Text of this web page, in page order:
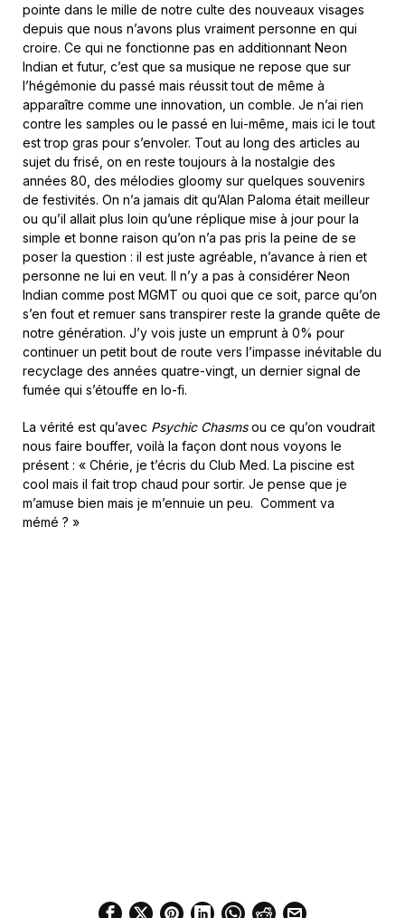
pointe dans le mille de notre culte des nouveaux visages
depuis que nous n’avons plus vraiment personne en qui
croire. Ce qui ne fonctionne pas en additionnant Neon
Indian et futur, c’est que sa musique ne repose que sur
l’hégémonie du passé mais réussit tout de même à
apparaître comme une innovation, un comble. Je n’ai rien
contre les samples ou le passé en lui-même, mais ici le tout
est trop gras pour s’envoler. Tout au long des articles au
sujet du frisé, on en reste toujours à la nostalgie des
années 80, des mélodies gloomy sur quelques souvenirs
de festivités. On n’a jamais dit qu’Alan Paloma était meilleur
ou qu’il allait plus loin qu’une réplique mise à jour pour la
simple et bonne raison qu’on n’a pas pris la peine de se
poser la question : il est juste agréable, n’avance à rien et
personne ne lui en veut. Il n’y a pas à considérer Neon
Indian comme post MGMT ou quoi que ce soit, parce qu’on
s’en fout et remuer sans transpirer reste la grande quête de
notre génération. J’y vois juste un emprunt à 0% pour
continuer un petit bout de route vers l’impasse inévitable du
recyclage des années quatre-vingt, un dernier signal de
fumée qui s’étouffe en lo-fi.
La vérité est qu’avec Psychic Chasmsou ce qu’on voudrait
nous faire bouffer, voilà la façon dont nous voyons le
présent : « Chérie, je t’écris du Club Med. La piscine est
cool mais il fait trop chaud pour sortir. Je pense que je
m’amuse bien mais je m’ennuie un peu. Comment va
mémé ? »